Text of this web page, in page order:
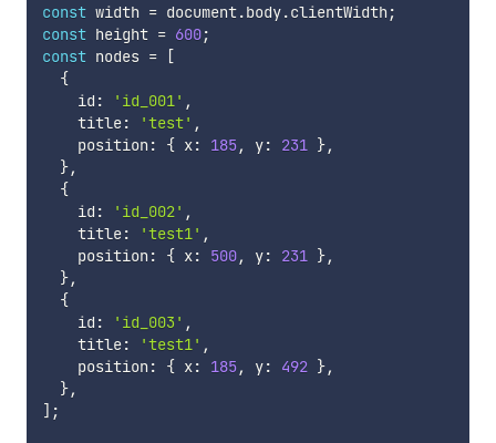
const width = document.body.clientWidth ;
const height = 600;
const nodes =
[
{
    id
: 'id_001' ,
    title
: 'test' ,
    position
: { x: 185, y: 231 },
},
{
    id
: 'id_002' ,
    title
: 'test1' ,
    position
: { x: 500, y: 231 },
},
{
    id
: 'id_003' ,
    title
: 'test1' ,
    position
: { x: 185, y: 492 },
},
] ;